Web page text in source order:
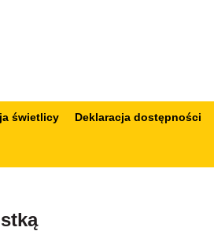
świetlicy Deklaracja dostępności